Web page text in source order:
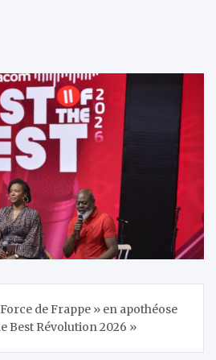
de Frappe » en apothéose
Best Révolution 2026 »